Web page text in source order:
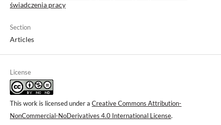
świadczenia pracy
Section
Articles
License
This work is licensed under a Creative Commons Attribution-
NonCommercial-NoDerivatives 4.0 International License.